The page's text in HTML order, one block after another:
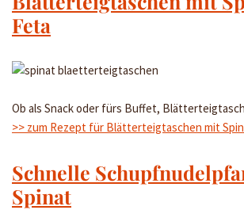
Feta
Ob als Snack oder fürs Buffet,
>> zum Rezept für Blätterteigtaschen mit
Schnelle
Spinat